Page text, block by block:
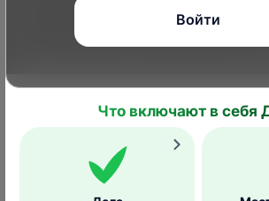
дикорастущие злаки (мятлик,
ежа, манник, ячмень и др.).
Размножение
Количество поколений в год
от климата места обитания.
Войти
Что включают в себя